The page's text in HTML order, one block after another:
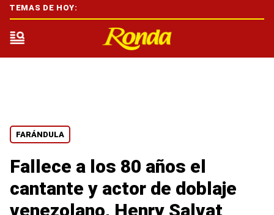
FARÁNDULA
Fallece a los 80 años el
cantante y actor de doblaje
venezolano, Henry Salvat
TEMAS DE HOY: